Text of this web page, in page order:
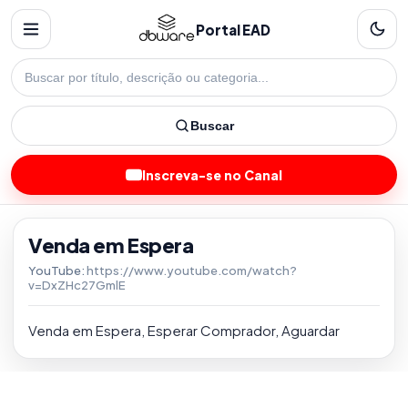
Portal EAD
Buscar
Inscreva-se no Canal
Venda em Espera
YouTube:https://www.youtube.com/watch?
v=DxZHc27GmlE
Venda em Espera, Esperar Comprador, Aguardar